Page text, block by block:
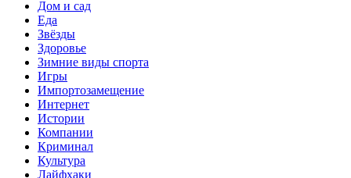
Дом и сад
Еда
Звёзды
Здоровье
Зимние виды спорта
Игры
Импортозамещение
Интернет
Истории
Компании
Криминал
Культура
Лайфхаки